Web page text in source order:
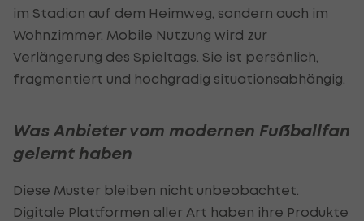
im Stadion auf dem Heimweg, sondern auch im
Wohnzimmer. Mobile Nutzung wird zur
Verlängerung des Spieltags. Sie ist persönlich,
fragmentiert und hochgradig situationsabhängig.
Was Anbieter vom modernen Fußballfan
gelernt haben
Diese Muster bleiben nicht unbeobachtet.
Digitale Plattformen aller Art haben ihre Produkte